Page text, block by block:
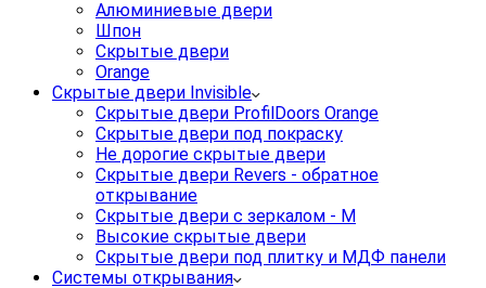
Алюминиевые двери
Шпон
Скрытые двери
Orange
Скрытые двери Invisible
Скрытые двери ProfilDoors Orange
Скрытые двери под покраску
Не дорогие скрытые двери
Скрытые двери Revers - обратное
открывание
Скрытые двери с зеркалом - M
Высокие скрытые двери
Скрытые двери под плитку и МДФ панели
Системы открывания